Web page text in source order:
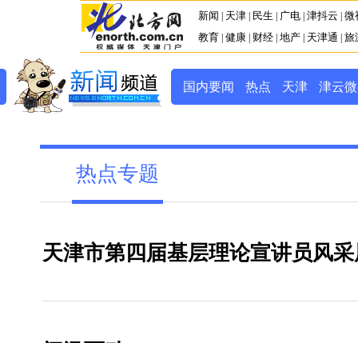
新闻 天津 民生 广电 津抖云 微
教育 健康 财经 地产 天津通 旅
国内要闻 热点 天津 津云
热点专题
天津市第四届基层理论宣讲员风